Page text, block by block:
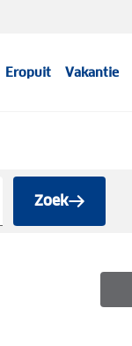
Eropuit Vakantie
Zoek